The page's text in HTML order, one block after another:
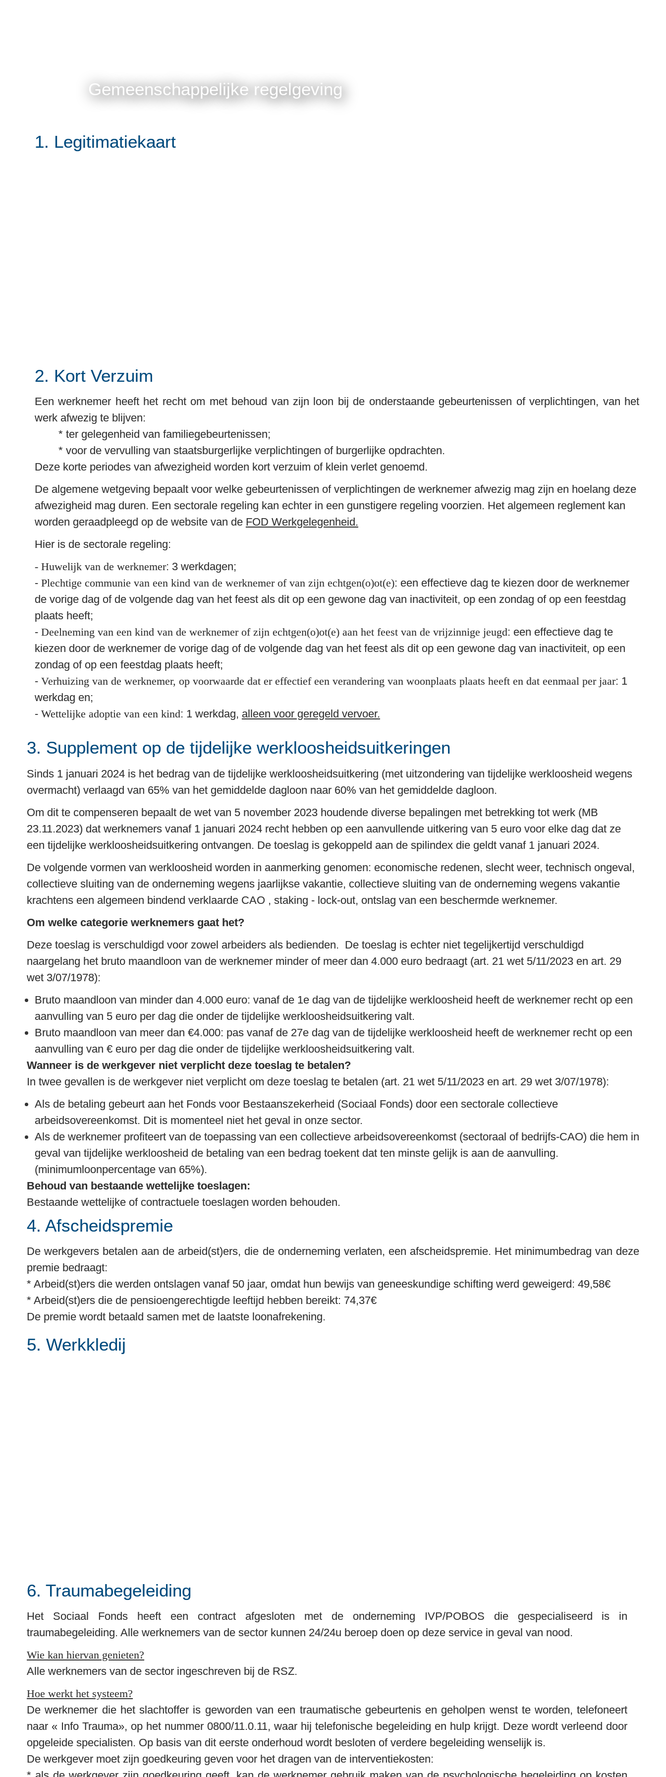
Gemeenschappelijke regelgeving
1. Legitimatiekaart
2. Kort Verzuim
Een werknemer heeft het recht om met behoud van zijn loon bij de onderstaande gebeurtenissen of verplichtingen, van het
werk afwezig te blijven:
Deze korte periodes van afwezigheid worden kort verzuim of klein verlet genoemd.
De algemene wetgeving bepaalt voor welke gebeurtenissen of verplichtingen de werknemer afwezig mag zijn en hoelang deze
afwezigheid mag duren. Een sectorale regeling kan echter in een gunstigere regeling voorzien. Het algemeen reglement kan
worden geraadpleegd op de website van de FOD Werkgelegenheid.
Hier is de sectorale regeling:
- Huwelijk van de werknemer: 3 werkdagen;
- Plechtige communie van een kind van de werknemer of van zijn echtgen(o)ot(e): een effectieve dag te kiezen door de werknemer
de vorige dag of de volgende dag van het feest als dit op een gewone dag van inactiviteit, op een zondag of op een feestdag
plaats heeft;
- Deelneming van een kind van de werknemer of zijn echtgen(o)ot(e) aan het feest van de vrijzinnige jeugd: een effectieve dag te
kiezen door de werknemer de vorige dag of de volgende dag van het feest als dit op een gewone dag van inactiviteit, op een
zondag of op een feestdag plaats heeft;
- Verhuizing van de werknemer, op voorwaarde dat er effectief een verandering van woonplaats plaats heeft en dat eenmaal per jaar: 1
werkdag en;
- Wettelijke adoptie van een kind: 1 werkdag, alleen voor geregeld vervoer.
3. Supplement op de tijdelijke werkloosheidsuitkeringen
Sinds 1 januari 2024 is het bedrag van de tijdelijke werkloosheidsuitkering (met uitzondering van tijdelijke werkloosheid wegens
overmacht) verlaagd van 65% van het gemiddelde dagloon naar 60% van het gemiddelde dagloon.
Om dit te compenseren bepaalt de wet van 5 november 2023 houdende diverse bepalingen met betrekking tot werk (MB
23.11.2023) dat werknemers vanaf 1 januari 2024 recht hebben op een aanvullende uitkering van 5 euro voor elke dag dat ze
een tijdelijke werkloosheidsuitkering ontvangen. De toeslag is gekoppeld aan de spilindex die geldt vanaf 1 januari 2024.
De volgende vormen van werkloosheid worden in aanmerking genomen: economische redenen, slecht weer, technisch ongeval,
collectieve sluiting van de onderneming wegens jaarlijkse vakantie, collectieve sluiting van de onderneming wegens vakantie
krachtens een algemeen bindend verklaarde CAO , staking - lock-out, ontslag van een beschermde werknemer.
Om welke categorie werknemers gaat het?
Deze toeslag is verschuldigd voor zowel arbeiders als bedienden.  De toeslag is echter niet tegelijkertijd verschuldigd
naargelang het bruto maandloon van de werknemer minder of meer dan 4.000 euro bedraagt (art. 21 wet 5/11/2023 en art. 29
wet 3/07/1978):
Bruto maandloon van minder dan 4.000 euro: vanaf de 1e dag van de tijdelijke werkloosheid heeft de werknemer recht op een
aanvulling van 5 euro per dag die onder de tijdelijke werkloosheidsuitkering valt.
Bruto maandloon van meer dan €4.000: pas vanaf de 27e dag van de tijdelijke werkloosheid heeft de werknemer recht op een
aanvulling van € euro per dag die onder de tijdelijke werkloosheidsuitkering valt.
Wanneer is de werkgever niet verplicht deze toeslag te betalen?
In twee gevallen is de werkgever niet verplicht om deze toeslag te betalen (art. 21 wet 5/11/2023 en art. 29 wet 3/07/1978):
Als de betaling gebeurt aan het Fonds voor Bestaanszekerheid (Sociaal Fonds) door een sectorale collectieve
arbeidsovereenkomst. Dit is momenteel niet het geval in onze sector.
Als de werknemer profiteert van de toepassing van een collectieve arbeidsovereenkomst (sectoraal of bedrijfs-CAO) die hem in
geval van tijdelijke werkloosheid de betaling van een bedrag toekent dat ten minste gelijk is aan de aanvulling.
(minimumloonpercentage van 65%).
Behoud van bestaande wettelijke toeslagen:
Bestaande wettelijke of contractuele toeslagen worden behouden.
4. Afscheidspremie
De werkgevers betalen aan de arbeid(st)ers, die de onderneming verlaten, een afscheidspremie. Het minimumbedrag van deze
premie bedraagt:
* Arbeid(st)ers die werden ontslagen vanaf 50 jaar, omdat hun bewijs van geneeskundige schifting werd geweigerd: 49,58€
* Arbeid(st)ers die de pensioengerechtigde leeftijd hebben bereikt: 74,37€
De premie wordt betaald samen met de laatste loonafrekening.
5. Werkkledij
6. Traumabegeleiding
Het Sociaal Fonds heeft een contract afgesloten met de onderneming IVP/POBOS die gespecialiseerd is in
traumabegeleiding. Alle werknemers van de sector kunnen 24/24u beroep doen op deze service in geval van nood.
Wie kan hiervan genieten?
Alle werknemers van de sector ingeschreven bij de RSZ.
Hoe werkt het systeem?
De werknemer die het slachtoffer is geworden van een traumatische gebeurtenis en geholpen wenst te worden, telefoneert
naar « Info Trauma», op het nummer 0800/11.0.11, waar hij telefonische begeleiding en hulp krijgt. Deze wordt verleend door
opgeleide specialisten. Op basis van dit eerste onderhoud wordt besloten of verdere begeleiding wenselijk is.
De werkgever moet zijn goedkeuring geven voor het dragen van de interventiekosten: